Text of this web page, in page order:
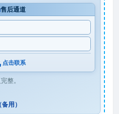
售后通道
点击联系
整。
用）